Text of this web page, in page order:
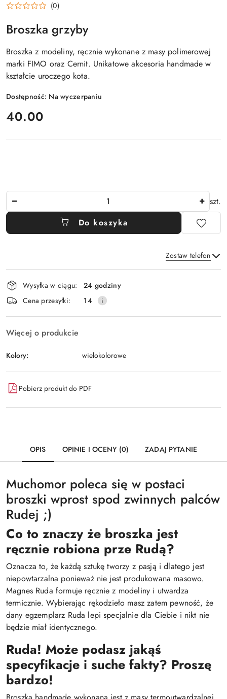
(0)
Broszka grzyby
Broszka z modeliny, ręcznie wykonane z masy polimerowej
marki FIMO oraz Cernit. Unikatowe akcesoria handmade w
kształcie uroczego kota.
Dostępność: Na wyczerpaniu
cena:
40.00
szt.
Do koszyka
Zostaw telefon
Wyślij
Dostępność
i
dostawa
Wysyłka w ciągu:
24 godziny
Cena przesyłki:
14
Więcej o produkcie
Kolory: wielokolorowe
Pobierz produkt do PDF
OPIS OPINIE I OCENY (0) ZADAJ PYTANIE
Muchomor poleca się w postaci
broszki wprost spod zwinnych palców
Rudej ;)
Co to znaczy że broszka jest
ręcznie robiona prze Rudą?
Oznacza to, że każdą sztukę tworzy z pasją i dlatego jest
niepowtarzalna ponieważ nie jest produkowana masowo.
Magnes Ruda formuje ręcznie z modeliny i utwardza
termicznie. Wybierając rękodzieło masz zatem pewność, że
dany egzemplarz Ruda lepi specjalnie dla Ciebie i nikt nie
będzie miał identycznego.
Ruda! Może podasz jakąś
specyfikacje i suche fakty? Proszę
bardzo!